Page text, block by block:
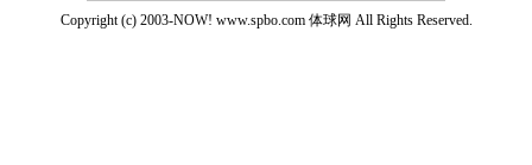
Copyright (c) 2003-NOW! www.spbo.com 体球网 All Rights Reserved.